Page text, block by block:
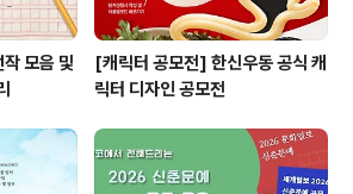
모음 및
[캐릭터 공모전] 한신우동 공식 캐
릭터 디자인 공모전